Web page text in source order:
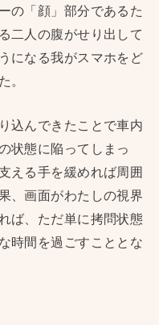
の「顔」部分であるた
二人の腹がせり出して
になる我がスマホをど
。
込んできたことで車内
状態に陥ってしまっ
える手を緩めれば周囲
、画面がわたしの視界
ば、ただ単に拷問状態
時間を過ごすこととな